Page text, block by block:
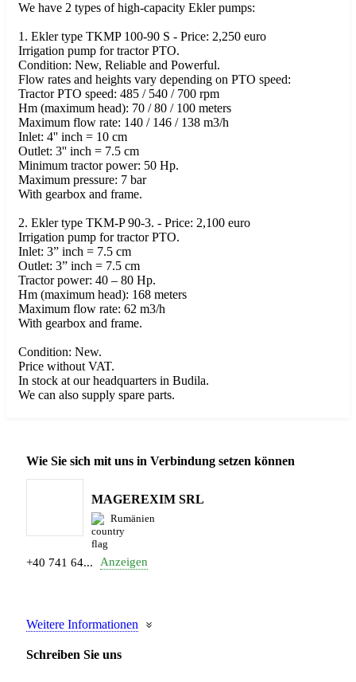
We have 2 types of high-capacity Ekler pumps:
1. Ekler type TKMP 100-90 S - Price: 2,250 euro
Irrigation pump for tractor PTO.
Condition: New, Reliable and Powerful.
Flow rates and heights vary depending on PTO speed:
Tractor PTO speed: 485 / 540 / 700 rpm
Hm (maximum head): 70 / 80 / 100 meters
Maximum flow rate: 140 / 146 / 138 m3/h
Inlet: 4'' inch = 10 cm
Outlet: 3'' inch = 7.5 cm
Minimum tractor power: 50 Hp.
Maximum pressure: 7 bar
With gearbox and frame.
2. Ekler type TKM-P 90-3. - Price: 2,100 euro
Irrigation pump for tractor PTO.
Inlet: 3” inch = 7.5 cm
Outlet: 3” inch = 7.5 cm
Tractor power: 40 – 80 Hp.
Hm (maximum head): 168 meters
Maximum flow rate: 62 m3/h
With gearbox and frame.
Condition: New.
Price without VAT.
In stock at our headquarters in Budila.
We can also supply spare parts.
Wie Sie sich mit uns in Verbindung setzen können
MAGEREXIM SRL
Rumänien
+40 741 64... Anzeigen
Weitere Informationen
Schreiben Sie uns